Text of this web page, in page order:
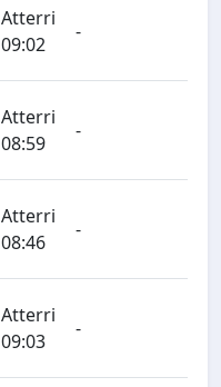
Atterri
09:02
-
Atterri
08:59
-
Atterri
08:46
-
Atterri
09:03
-